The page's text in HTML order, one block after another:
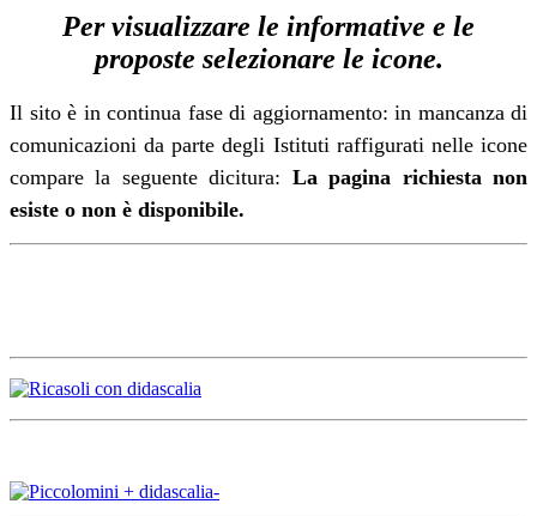
Per visualizzare le informative e le
proposte selezionare le icone.
Il sito è in continua fase di aggiornamento: in mancanza di
comunicazioni da parte degli Istituti raffigurati nelle icone
compare la seguente dicitura: La pagina richiesta non
esiste o non è disponibile.